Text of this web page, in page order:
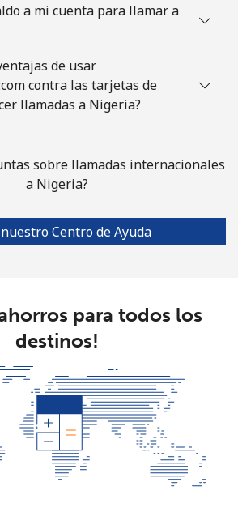
a mi cuenta para llamar a
de usar
contra las tarjetas de
llamadas a Nigeria?
sobre llamadas internacionales
a Nigeria?
Centro de Ayuda
para todos los
destinos!